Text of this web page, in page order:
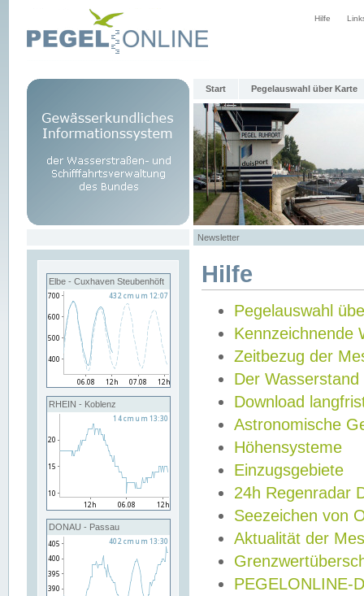
Hilfe
Start Pegelauswahl über Karte
Newsletter
Elbe - Cuxhaven Steubenhöft
RHEIN - Koblenz
DONAU - Passau
Hilfe
Pegelauswahl
Kennzeichnende
Zeitbezug der
Der Wasserstand
Download
Astronomische
Höhensysteme
Einzugsgebiete
24h Regenradar
Seezeichen von
Aktualität der
PEGELONLINE-